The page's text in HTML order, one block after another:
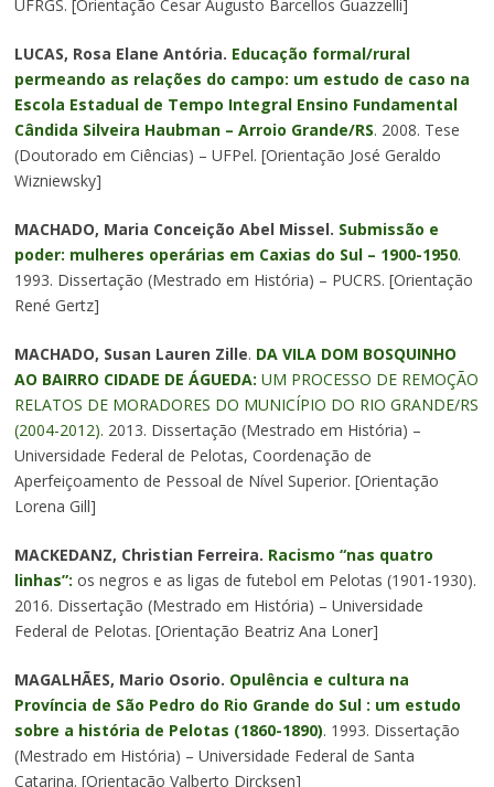
UFRGS. [Orientação Cesar Augusto Barcellos Guazzelli]
LUCAS, Rosa Elane Antória. Educação formal/rural
permeando as relações do campo: um estudo de caso na
Escola Estadual de Tempo Integral Ensino Fundamental
Cândida Silveira Haubman – Arroio Grande/RS. 2008. Tese
(Doutorado em Ciências) – UFPel. [Orientação José Geraldo
Wizniewsky]
MACHADO, Maria Conceição Abel Missel. Submissão e
poder: mulheres operárias em Caxias do Sul – 1900-1950.
1993. Dissertação (Mestrado em História) – PUCRS. [Orientação
René Gertz]
MACHADO, Susan Lauren Zille. DA VILA DOM BOSQUINHO
AO BAIRRO CIDADE DE ÁGUEDA: UM PROCESSO DE REMOÇÃO
RELATOS DE MORADORES DO MUNICÍPIO DO RIO GRANDE/RS
(2004-2012). 2013. Dissertação (Mestrado em História) –
Universidade Federal de Pelotas, Coordenação de
Aperfeiçoamento de Pessoal de Nível Superior. [Orientação
Lorena Gill]
MACKEDANZ, Christian Ferreira. Racismo “nas quatro
linhas”: os negros e as ligas de futebol em Pelotas (1901-1930).
2016. Dissertação (Mestrado em História) – Universidade
Federal de Pelotas. [Orientação Beatriz Ana Loner]
MAGALHÃES, Mario Osorio. Opulência e cultura na
Província de São Pedro do Rio Grande do Sul : um estudo
sobre a história de Pelotas (1860-1890). 1993. Dissertação
(Mestrado em História) – Universidade Federal de Santa
Catarina. [Orientação Valberto Dircksen]